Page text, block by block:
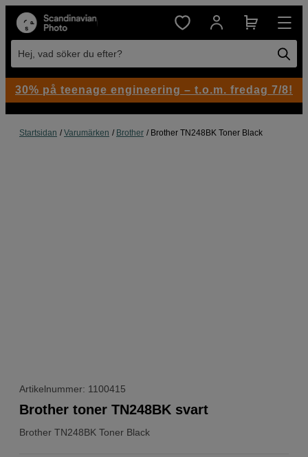
Hej, vad söker du efter?
Startsidan Varumärken Brother Brother TN248BK Toner Black
Artikelnummer: 1100415
Brother TN248BK Toner Black
Brother toner TN248BK svart
30% på teenage engineering – t.o.m. fredag 7/8!